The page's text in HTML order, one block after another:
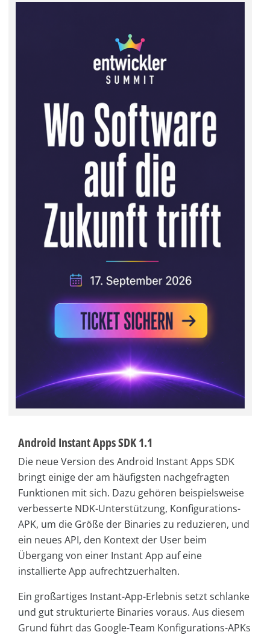
Android Instant Apps SDK 1.1
Die neue Version des Android Instant Apps SDK
bringt einige der am häufigsten nachgefragten
Funktionen mit sich. Dazu gehören beispielsweise
verbesserte NDK-Unterstützung, Konfigurations-
APK, um die Größe der Binaries zu reduzieren, und
ein neues API, den Kontext der User beim
Übergang von einer Instant App auf eine
installierte App aufrechtzuerhalten.
Ein großartiges Instant-App-Erlebnis setzt schlanke
und gut strukturierte Binaries voraus. Aus diesem
Grund führt das Google-Team Konfigurations-APKs